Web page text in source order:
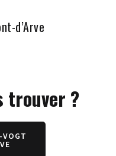
d’Arve
trouver ?
VOGT